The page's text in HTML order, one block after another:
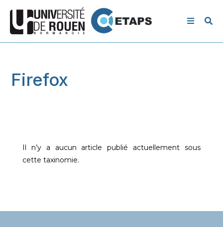
Firefox
Il n’y a aucun article publié actuellement sous
cette taxinomie.